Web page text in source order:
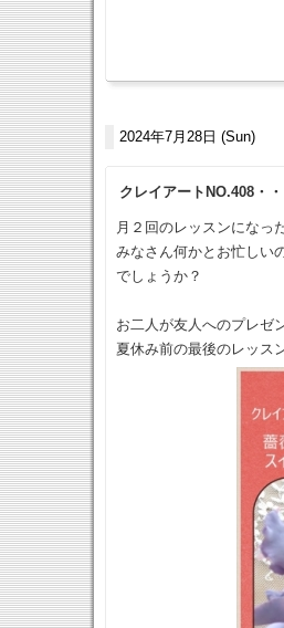
2024年7月28日 (Sun)
クレイアートNO.408・
月２回のレッスンになっ
みなさん何かとお忙しい
でしょうか？
お二人が友人へのプレゼ
夏休み前の最後のレッス